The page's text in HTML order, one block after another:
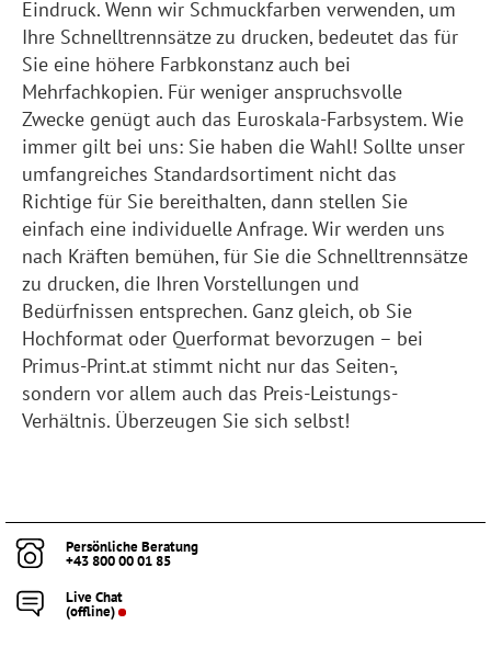
Eindruck. Wenn wir Schmuckfarben verwenden, um
Ihre Schnelltrennsätze zu drucken, bedeutet das für
Sie eine höhere Farbkonstanz auch bei
Mehrfachkopien. Für weniger anspruchsvolle
Zwecke genügt auch das Euroskala-Farbsystem. Wie
immer gilt bei uns: Sie haben die Wahl! Sollte unser
umfangreiches Standardsortiment nicht das
Richtige für Sie bereithalten, dann stellen Sie
einfach eine individuelle Anfrage. Wir werden uns
nach Kräften bemühen, für Sie die Schnelltrennsätze
zu drucken, die Ihren Vorstellungen und
Bedürfnissen entsprechen. Ganz gleich, ob Sie
Hochformat oder Querformat bevorzugen – bei
Primus-Print.at stimmt nicht nur das Seiten-,
sondern vor allem auch das Preis-Leistungs-
Verhältnis. Überzeugen Sie sich selbst!
Persönliche Beratung
+43 800 00 01 85
Live Chat
(offline)